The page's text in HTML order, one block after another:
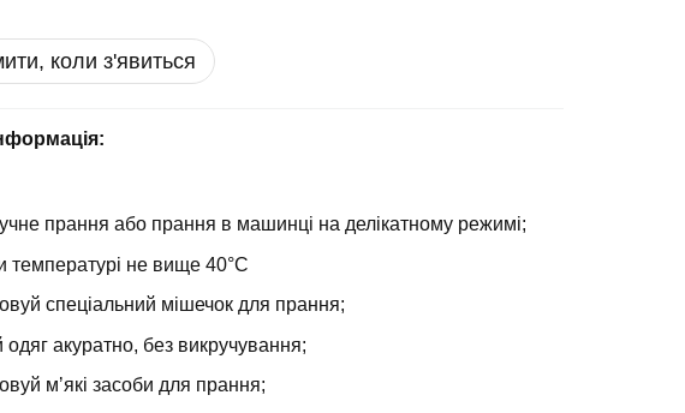
коли з'явиться
прання або прання в машинці на делікатному режимі;
температурі не вище 40°С
спеціальний мішечок для прання;
одяг акуратно, без викручування;
мʼякі засоби для прання;